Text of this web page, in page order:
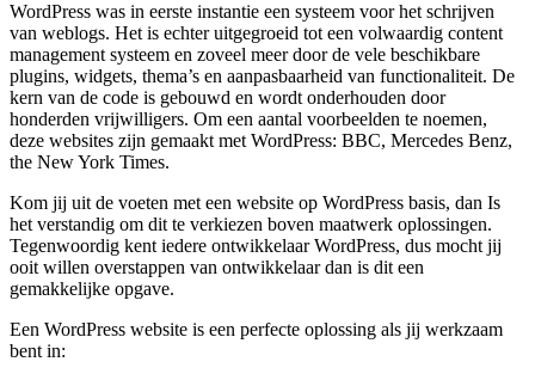
WordPress was in eerste instantie een systeem voor het schrijven
van weblogs. Het is echter uitgegroeid tot een volwaardig content
management systeem en zoveel meer door de vele beschikbare
plugins, widgets, thema’s en aanpasbaarheid van functionaliteit. De
kern van de code is gebouwd en wordt onderhouden door
honderden vrijwilligers. Om een aantal voorbeelden te noemen,
deze websites zijn gemaakt met WordPress: BBC, Mercedes Benz,
the New York Times.
Kom jij uit de voeten met een website op WordPress basis, dan Is
het verstandig om dit te verkiezen boven maatwerk oplossingen.
Tegenwoordig kent iedere ontwikkelaar WordPress, dus mocht jij
ooit willen overstappen van ontwikkelaar dan is dit een
gemakkelijke opgave.
Een WordPress website is een perfecte oplossing als jij werkzaam
bent in: